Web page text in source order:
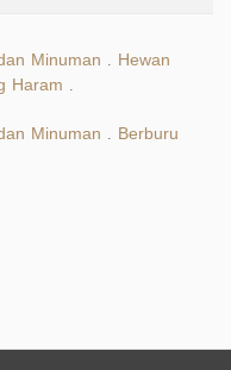
Minuman Hewan
Haram
Minuman Berburu